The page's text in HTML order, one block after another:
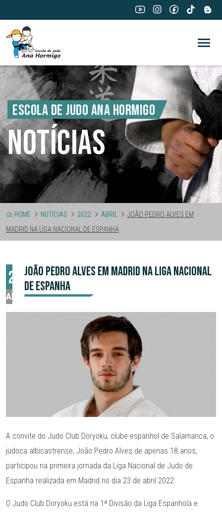
ESCOLA DE JUDO ANA HORMIGO
NOTÍCIAS
HOME NOTÍCIAS 2022 ABRIL
JOÃO PEDRO ALVES EM
MADRID NA LIGA NACIONAL DE ESPANHA
23
ABR
JOÃO PEDRO ALVES EM MADRID NA LIGA NACIONAL
DE ESPANHA
A convite do Judo Club Doryoku, clube espanhol de Salamanca, o
judoca albicastrense, João Pedro Alves de apenas 18 anos,
participou na primeira jornada da Liga Nacional de Judo de
Espanha realizada em Madrid no dia 23 de abril 2022.
O Judo Club Doryoku está na 1ª Divisão da Liga Espanhola e